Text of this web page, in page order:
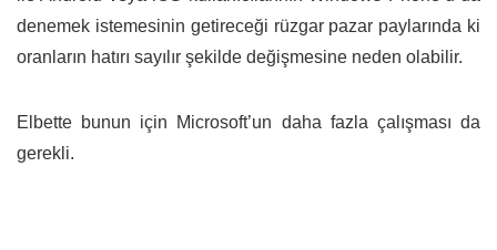
denemek istemesinin getireceği rüzgar pazar paylarında ki
oranların hatırı sayılır şekilde değişmesine neden olabilir.
Elbette bunun için Microsoft’un daha fazla çalışması da
gerekli.